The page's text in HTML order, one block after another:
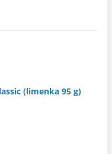
(limenka 95 g)